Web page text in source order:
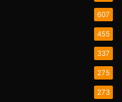
607
455
337
275
273